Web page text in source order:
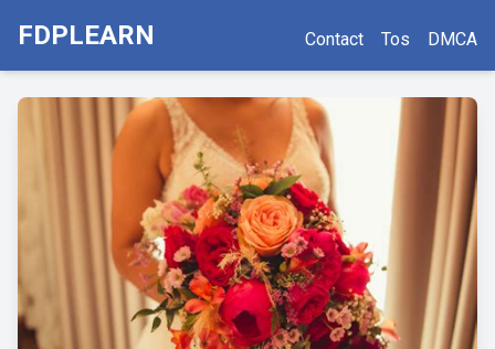
FDPLEARN Contact Tos DMCA